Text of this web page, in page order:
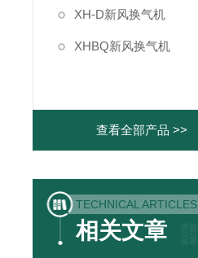
XH-D新风换气机
XHBQ新风换气机
查看全部产品 >>
TECHNICAL ARTICLES
相关文章